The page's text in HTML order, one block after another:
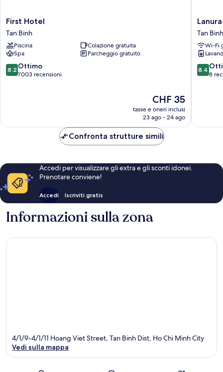
First
Hotel
Tan
Binh
First Hotel
Tan Binh
Piscina
Colazione gratuita
Spa
Parcheggio gratuito
8.2
su
8.2 Ottimo
1’003 recensioni
Il
prezzo
attuale
CHF 35
CHF 35
tasse e oneri inclusi
23 ago - 24 ago
Lanura
Saigon
Hotel
Tan
Binh
Tan Binh
Wi-Fi
8.4
su
8.4
8
Confronta strutture simili
Accedi per visualizzare gli extra e gli sconti idonei.
Prenotare conviene!
Accedi Iscriviti gratis
Informazioni sulla zona
4/1/9-4/1/11 Hoang Viet Street, Tan Binh Dist, Ho Chi Minh City
Vedi sulla mappa